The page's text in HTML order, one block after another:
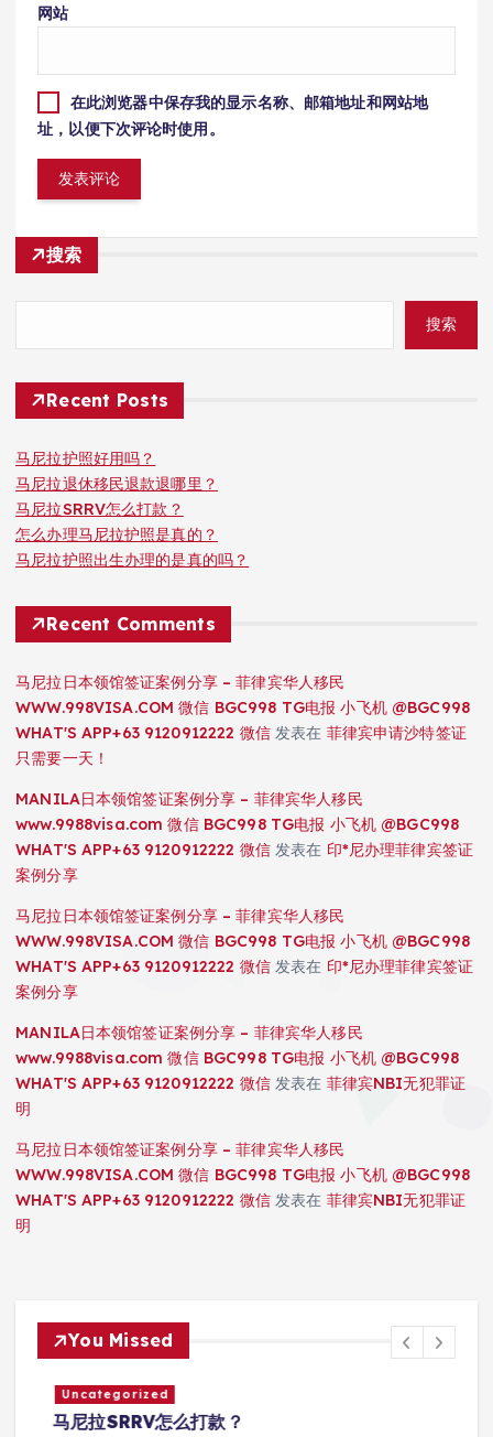
网站
在此浏览器中保存我的显示名称、邮箱地址和网站地
址，以便下次评论时使用。
搜索
搜索
Recent Posts
马尼拉护照好用吗？
马尼拉退休移民退款退哪里？
马尼拉SRRV怎么打款？
怎么办理马尼拉护照是真的？
马尼拉护照出生办理的是真的吗？
Recent Comments
马尼拉日本领馆签证案例分享 – 菲律宾华人移民
WWW.998VISA.COM 微信 BGC998 TG电报 小飞机 @BGC998
WHAT'S APP+63 9120912222 微信发表在 菲律宾申请沙特签证
只需要一天！
MANILA日本领馆签证案例分享 – 菲律宾华人移民
www.9988visa.com 微信 BGC998 TG电报 小飞机 @BGC998
WHAT'S APP+63 9120912222 微信发表在 印*尼办理菲律宾签证
案例分享
马尼拉日本领馆签证案例分享 – 菲律宾华人移民
WWW.998VISA.COM 微信 BGC998 TG电报 小飞机 @BGC998
WHAT'S APP+63 9120912222 微信发表在 印*尼办理菲律宾签证
案例分享
MANILA日本领馆签证案例分享 – 菲律宾华人移民
www.9988visa.com 微信 BGC998 TG电报 小飞机 @BGC998
WHAT'S APP+63 9120912222 微信发表在 菲律宾NBI无犯罪证
明
马尼拉日本领馆签证案例分享 – 菲律宾华人移民
WWW.998VISA.COM 微信 BGC998 TG电报 小飞机 @BGC998
WHAT'S APP+63 9120912222 微信发表在 菲律宾NBI无犯罪证
明
You Missed
Uncategorized
马尼拉SRRV怎么打款？